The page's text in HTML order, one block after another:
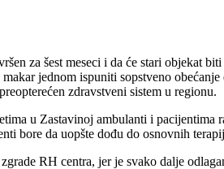
za šest meseci i da će stari objekat
jednom ispuniti sopstveno
zdravstveni sistem u regionu.
u Zastavinoj ambulanti i
bore da uopšte dođu do osnovnih
RH centra, jer je svako dalje